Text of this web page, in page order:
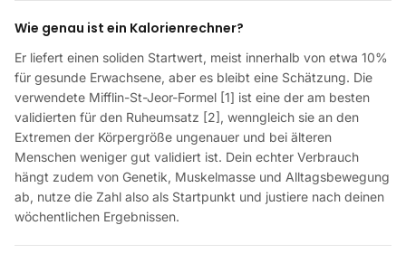
Wie genau ist ein Kalorienrechner?
Er liefert einen soliden Startwert, meist innerhalb von etwa 10%
für gesunde Erwachsene, aber es bleibt eine Schätzung. Die
verwendete Mifflin-St-Jeor-Formel [1] ist eine der am besten
validierten für den Ruheumsatz [2], wenngleich sie an den
Extremen der Körpergröße ungenauer und bei älteren
Menschen weniger gut validiert ist. Dein echter Verbrauch
hängt zudem von Genetik, Muskelmasse und Alltagsbewegung
ab, nutze die Zahl also als Startpunkt und justiere nach deinen
wöchentlichen Ergebnissen.